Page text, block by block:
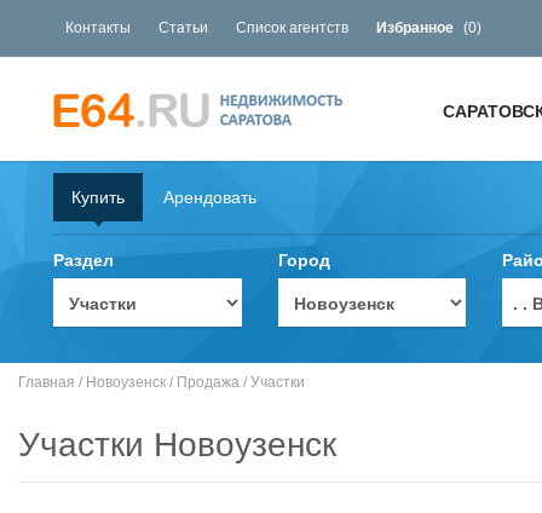
Контакты Статьи Список агентств Избранное (0)
Купить Арендовать
Раздел Город
. .
Главная / Новоузенск / Продажа / Участки
Участки Новоузенск